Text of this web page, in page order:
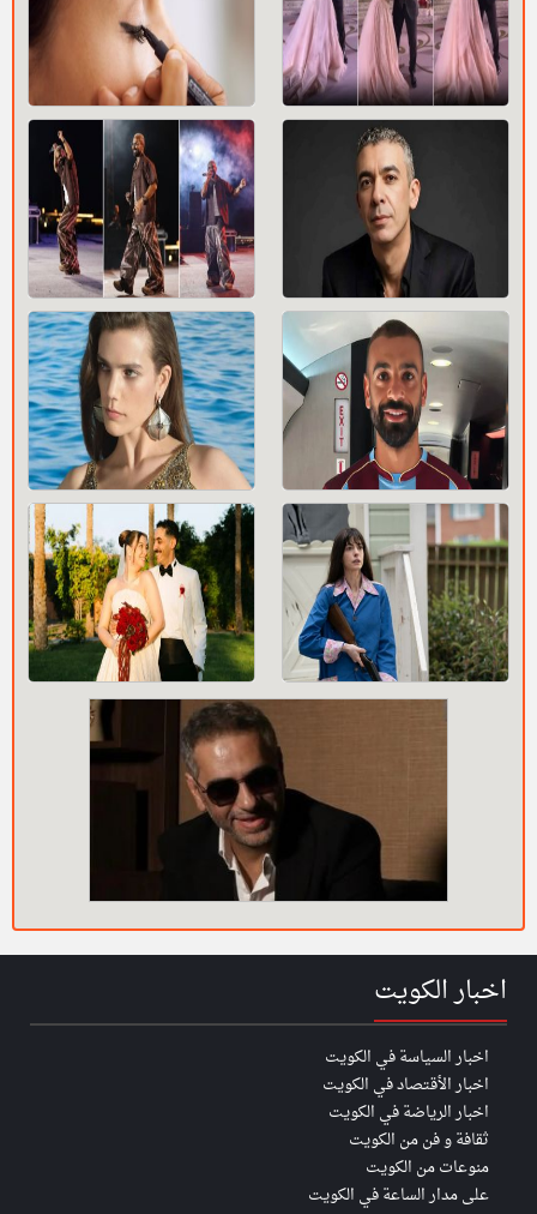
اخبار الكويت
اخبار السياسة في الكويت
اخبار الأقتصاد في الكويت
اخبار الرياضة في الكويت
ثقافة و فن من الكويت
منوعات من الكويت
على مدار الساعة في الكويت